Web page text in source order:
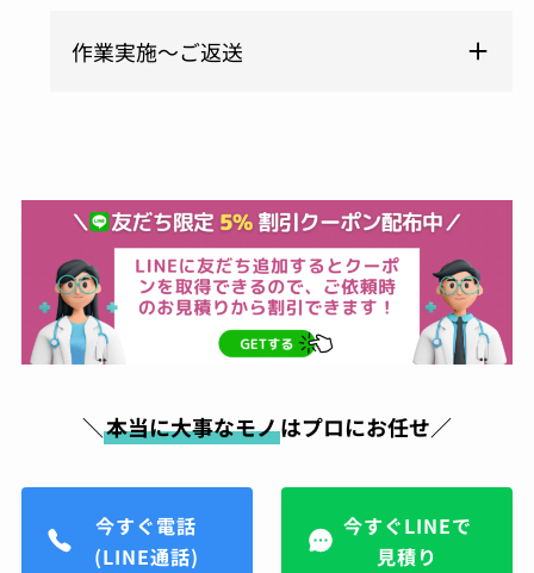
作業実施～ご返送
＼本当に大事なモノはプロにお任せ／
今すぐ電話
(LINE通話)
今すぐLINEで
見積り